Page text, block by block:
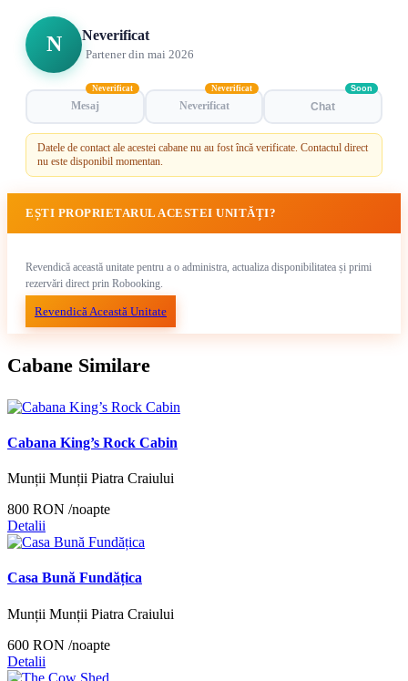
N Neverificat
Partener din mai 2026
Mesaj
Neverificat
Neverificat
Neverificat
Chat
Soon
Datele de contact ale acestei cabane nu au fost încă verificate. Contactul direct
nu este disponibil momentan.
EȘTI PROPRIETARUL ACESTEI UNITĂȚI?
Revendică această unitate pentru a o administra, actualiza disponibilitatea și primi
rezervări direct prin Robooking.
Revendică Această Unitate
Cabane Similare
Cabana King’s Rock Cabin
Munții Munții Piatra Craiului
800 RON /noapte
Detalii
Casa Bună Fundățica
Munții Munții Piatra Craiului
600 RON /noapte
Detalii